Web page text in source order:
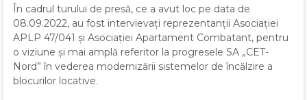
În cadrul turului de presă, ce a avut loc pe data de
08.09.2022, au fost intervievați reprezentanții Asociației
APLP 47/041 și Asociației Apartament Combatant, pentru
o viziune și mai amplă referitor la progresele SA „CET-
Nord” în vederea modernizării sistemelor de încălzire a
blocurilor locative.